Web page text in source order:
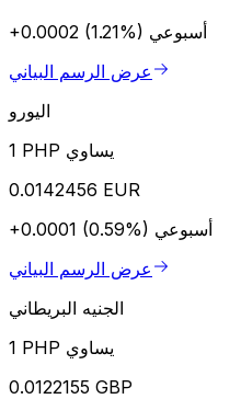
+0.0002 (1.21%) أسبوعي
عرض الرسم البياني
اليورو
1 PHP يساوي
0.0142456 EUR
+0.0001 (0.59%) أسبوعي
عرض الرسم البياني
الجنيه البريطاني
1 PHP يساوي
0.0122155 GBP